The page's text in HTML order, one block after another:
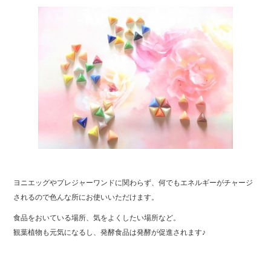
k
ヨニエッグやプレジャーワンドに関わらず、何でもエネルギーがチャージ
されるので色んな所にお使いいただけます。
食品をおいている場所、気をよくしたい場所など。
観葉植物も元気になるし、発酵食品は発酵が促進されます♪